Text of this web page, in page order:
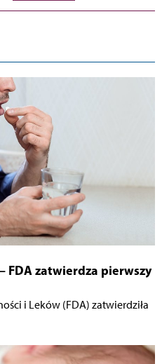
FDA zatwierdza pierwszy
i Leków (FDA) zatwierdziła